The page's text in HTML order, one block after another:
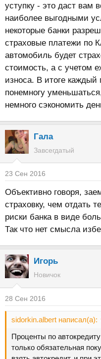
уступку - это даст вам
наиболее выгодными
некоторые банки
страховые платежи по
автомобиль будет
стоимость, а с учетом
износа. В итоге каждый
понемногу
немного сэкономить
Гала
Завсегдатый
23 Сен 2016
Объективно говоря,
страховку, чем отдать
риски банка в виде
Так что нет смысла
Игорь
Новичок
28 Сен 2016
sidorkin.albert написал(а):
Проценты по
только обязательная